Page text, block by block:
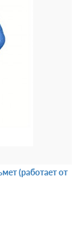
(работает от